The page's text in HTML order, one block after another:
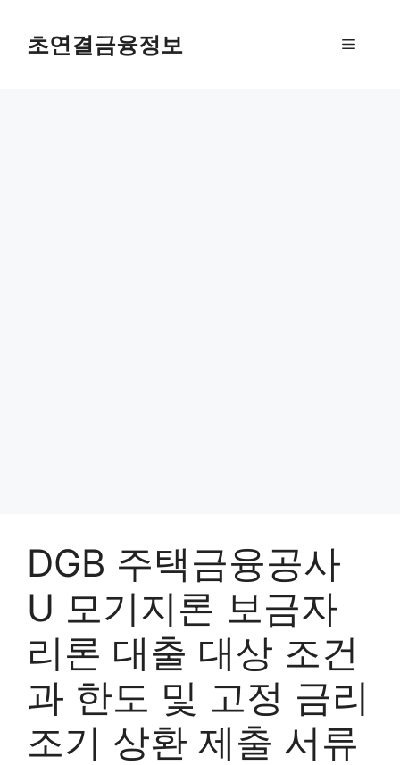
초연결금융정보 메
DGB 주택금융공사
U 모기지론 보금자
리론 대출 대상 조건
과 한도 및 고정 금리
조기 상환 제출 서류